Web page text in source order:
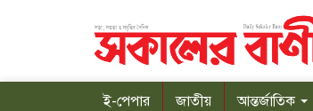
ই-পেপার জাতীয় আন্তর্জাতিক